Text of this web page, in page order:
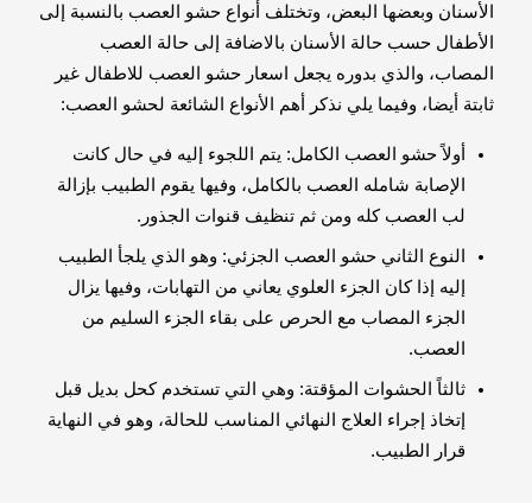
الأسنان وبعضها البعض، وتختلف أنواع حشو العصب بالنسبة إلى
الأطفال حسب حالة الأسنان بالاضافة إلى حالة العصب
المصاب، والذي بدوره يجعل اسعار حشو العصب للاطفال غير
ثابتة أيضا، وفيما يلي نذكر أهم الأنواع الشائعة لحشو العصب:
أولاً حشو العصب الكامل: يتم اللجوء إليه في حال كانت
الإصابة شامله العصب بالكامل، وفيها يقوم الطبيب بإزالة
لب العصب كله ومن ثم تنظيف قنوات الجذور.
النوع الثاني حشو العصب الجزئي: وهو الذي يلجأ الطبيب
إليه إذا كان الجزء العلوي يعاني من التهابات، وفيها يزال
الجزء المصاب مع الحرص على بقاء الجزء السليم من
العصب.
ثالثاً الحشوات المؤقتة: وهي التي تستخدم كحل بديل قبل
إتخاذ إجراء العلاج النهائي المناسب للحالة، وهو في النهاية
قرار الطبيب.